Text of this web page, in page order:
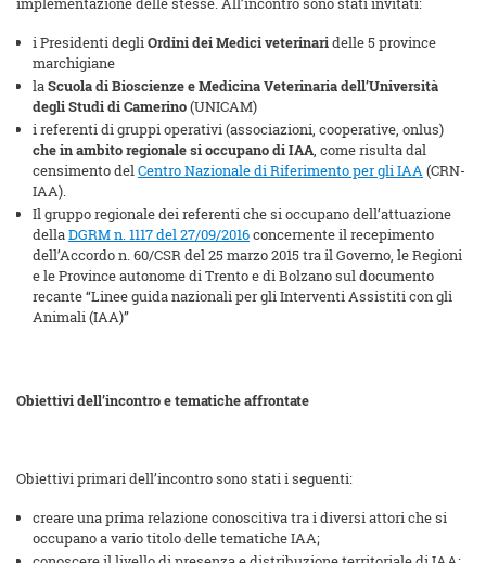
i Presidenti degliOrdini dei Medici veterinaridelle 5 province
marchigiane
laScuola di Bioscienze e Medicina Veterinaria dell’Università
degli Studi di Camerino(UNICAM)
i referenti di gruppi operativi (associazioni, cooperative, onlus)
che in ambito regionale si occupano di IAA, come risulta dal
censimento delCentro Nazionale di Riferimento per gli IAA(CRN-
IAA).
Il gruppo regionale dei referenti che si occupano dell’attuazione
dellaDGRM n. 1117 del 27/09/2016concernente il recepimento
dell’Accordo n. 60/CSR del 25 marzo 2015 tra il Governo, le Regioni
e le Province autonome di Trento e di Bolzano sul documento
recante “Linee guida nazionali per gli Interventi Assistiti con gli
Animali (IAA)”
Obiettivi dell’incontro e tematiche affrontate
Obiettivi primari dell’incontro sono stati i seguenti:
creare una prima relazione conoscitiva tra i diversi attori che si
occupano a vario titolo delle tematiche IAA;